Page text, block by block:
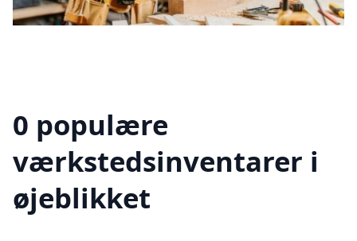
0 populære
værkstedsinventarer i
øjeblikket